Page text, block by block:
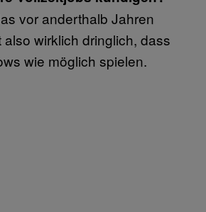
vor anderthalb Jahren
wirklich dringlich, dass
wie möglich spielen.